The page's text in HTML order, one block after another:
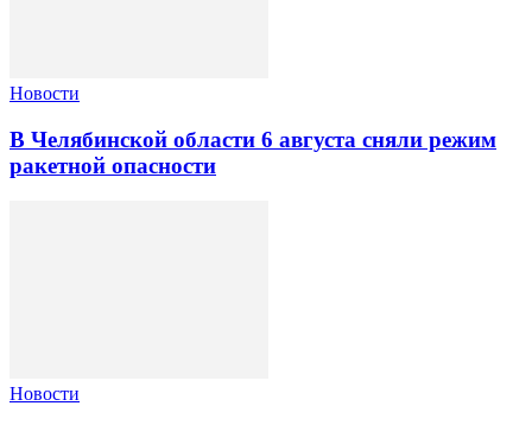
Новости
В Челябинской области 6 августа сняли режим
ракетной опасности
Новости